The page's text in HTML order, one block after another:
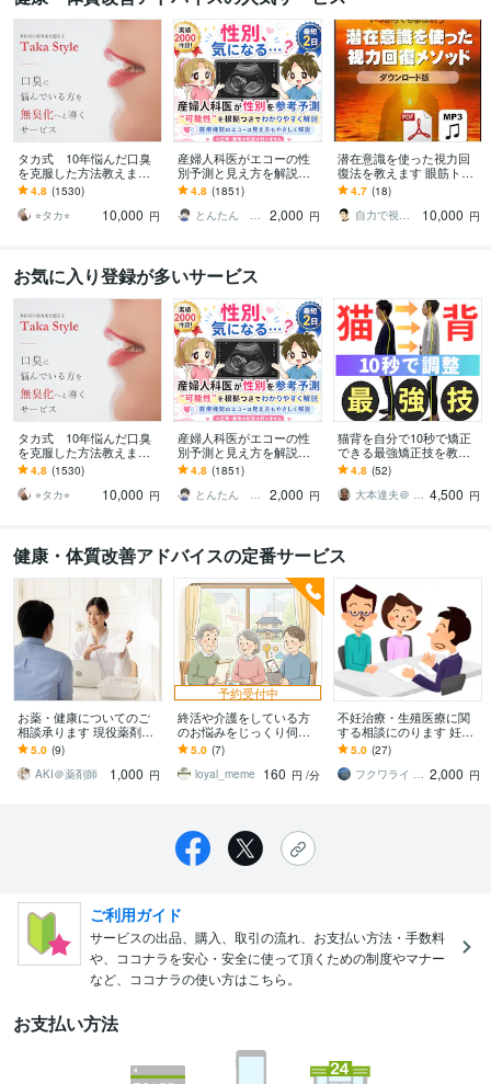
タカ式 10年悩んだ口臭
を克服した方法教えます
本田式口臭外来でもダメ
だった口臭を克服した方
法
4.8 (1530)
⭐︎タカ⭐︎
10,000 円
産婦人科医がエコーの性
別予測と見え方を解説し
ます 性別予測が可能か不
安な方はお見積もりから
無料で確認可
4.8 (1851)
とんたん 周産期専門医 超音波専門医
2,000 円
潜在意識を使った視力回
復法を教えます 眼筋トレ
ーニングだけではダメ！
脳のブレーキを外すメソ
ッド
4.7 (18)
自力で視力回復した人
10,000 円
お気に入り登録が多いサービス
タカ式 10年悩んだ口臭
を克服した方法教えます
本田式口臭外来でもダメ
だった口臭を克服した方
法
4.8 (1530)
⭐︎タカ⭐︎
10,000 円
産婦人科医がエコーの性
別予測と見え方を解説し
ます 性別予測が可能か不
安な方はお見積もりから
無料で確認可
4.8 (1851)
とんたん 周産期専門医 超音波専門医
2,000 円
猫背を自分で10秒で矯正
できる最強矯正技を教え
ます 体の軸の第一人者
が、発見した10秒ででき
る猫背姿勢矯正法
4.8 (52)
大本達夫＠ 姿動軸 体の軸を作る第一人者 4,500 円
健康・体質改善アドバイスの定番サービス
お薬・健康についてのご
相談承ります 現役薬剤師
があなたの「なやみご
と」をお聞きします！
5.0 (9)
AKI＠薬剤師
1,000 円
予約受付中
終活や介護をしている方
のお悩みをじっくり伺い
ます 介護する方へレスパ
イト"不安"や"辛い"にも寄
り添います。
5.0 (7)
loyal_meme
160 円 /分
不妊治療・生殖医療に関
する相談にのります 妊娠
についてお悩みの方、専
門家とお話しませんか？
5.0 (27)
フクワライ embryology2901 2,000 円
ご利用ガイド
サービスの出品、購入、取引の流れ、お支払い方法・手数料
や、ココナラを安心・安全に使って頂くための制度やマナー
など、ココナラの使い方はこちら。
お支払い方法